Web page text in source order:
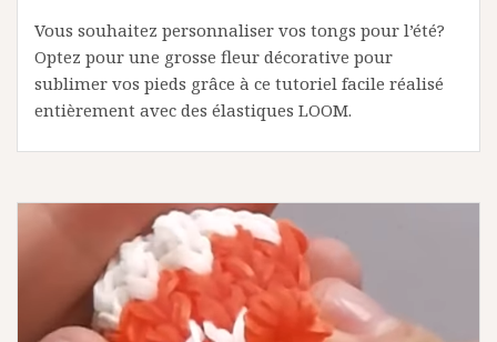
Vous souhaitez personnaliser vos tongs pour l’été?
Optez pour une grosse fleur décorative pour
sublimer vos pieds grâce à ce tutoriel facile réalisé
entièrement avec des élastiques LOOM.